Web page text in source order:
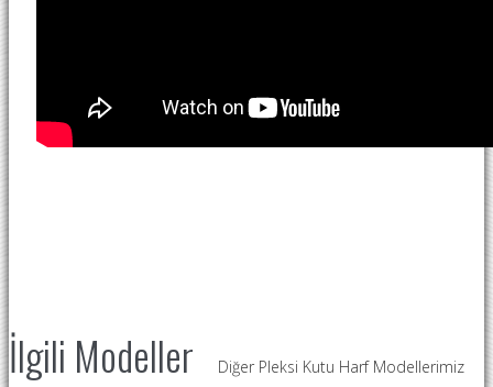
İlgili Modeller Diğer Pleksi Kutu Harf Modellerimiz